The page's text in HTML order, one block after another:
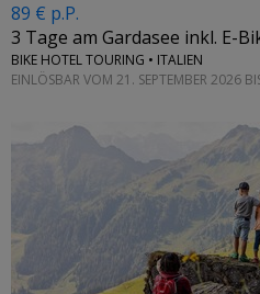
89 € p.P.
3 Tage am Gardasee inkl. E-
BIKE HOTEL TOURING • ITALIEN
EINLÖSBAR VOM 21. SEPTEMBER 2026